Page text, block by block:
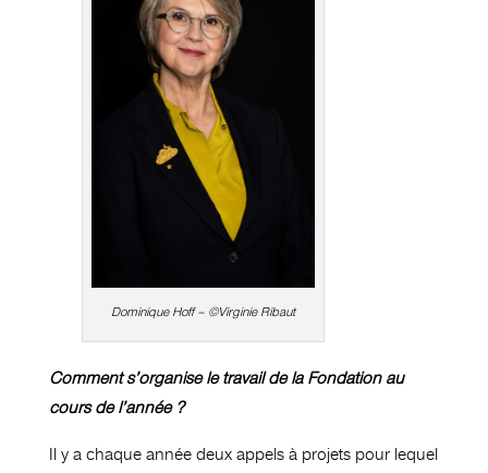
Dominique Hoff – ©Virginie Ribaut
Comment s’organise le travail de la Fondation au
cours de l’année ?
Il y a chaque année deux appels à projets pour lequel